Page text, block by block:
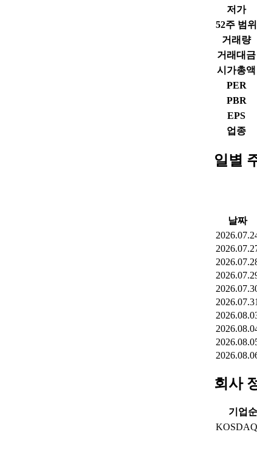
저가
52주 범위
거래량
거래대금
시가총액
PER
PBR
EPS
업종
일별
날짜
2026.07.31
회사
기업